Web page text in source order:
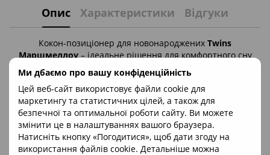
Ми дбаємо про вашу конфіденційність
Цей веб-сайт використовує файли cookie для
маркетингу та статистичних цілей, а також для
безпечної та оптимальної роботи сайту. Ви можете
змінити це в налаштуваннях вашого браузера.
Натисніть кнопку «Погодитися», щоб дати згоду на
використання файлів cookie. Детальніше можна
Опис Характеристики Відгуки
Кокон-позиціонер для новонароджених Twins
Маршмеллоу– ідеальне рішення для комфортного сну
вашого малюка з перших днів життя.
Особливості кокону Twins Маршмеллоу Квіточка:
Безпечний та зручний – забезпечує правильне
положення дитини під час сну;
Гіпоалергенні матеріали – виготовлений із 100%
бавовняної бязі, наповнювач бортиків –
антиалергенний синтипух;